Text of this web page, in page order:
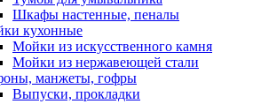
Шкафы настенные, пеналы
кухонные
Мойки из искусственного камня
Мойки из нержавеющей стали
манжеты, гофры
Выпуски, прокладки